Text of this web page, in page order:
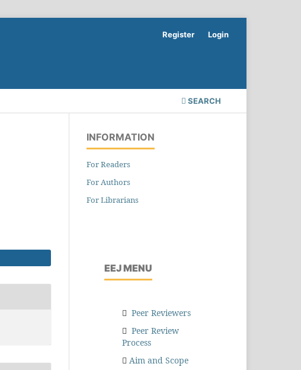
SEARCH
Register Login
INFORMATION
For Readers
For Authors
For Librarians
EEJ MENU
Peer Reviewers
Peer Review
Process
Aim and Scope